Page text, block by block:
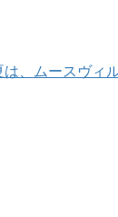
、ムースヴィ